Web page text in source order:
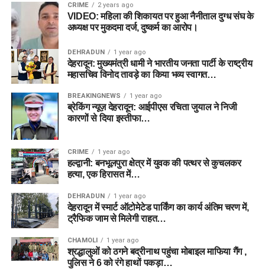
CRIME 2 years ago
VIDEO: महिला की शिकायत पर हुआ नैनीताल दुग्ध संघ के
अध्यक्ष पर मुकदमा दर्ज, दुष्कर्म का आरोप।
DEHRADUN 1 year ago
देहरादून: मुख्यमंत्री धामी ने भारतीय जनता पार्टी के राष्ट्रीय
महासचिव विनोद तावड़े का किया भव्य स्वागत…
BREAKINGNEWS 1 year ago
ब्रेकिंग न्यूज़ देहरादून: आईपीएस रचिता जुयाल ने निजी
कारणों से दिया इस्तीफा…
CRIME 1 year ago
हल्द्वानी: बनभूलपुरा क्षेत्र में युवक की पत्थर से कुचलकर
हत्या, एक हिरासत में…
DEHRADUN 1 year ago
देहरादून में स्मार्ट ऑटोमेटेड पार्किंग का कार्य अंतिम चरण में,
ट्रैफिक जाम से मिलेगी राहत…
CHAMOLI 1 year ago
श्रद्धालुओं को ठगने बद्रीनाथ पहुंचा मोबाइल माफिया गैंग ,
पुलिस ने 6 को रंगे हाथों पकड़ा…